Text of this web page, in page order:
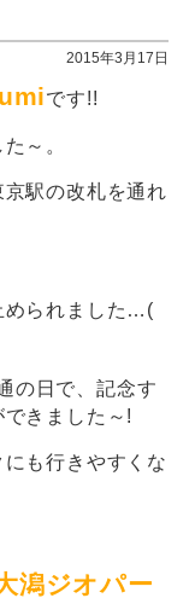
2015年3月17日
です!!
～。
駅の改札を通れ
められました…(
の日で、記念す
きました～!
も行きやすくな
潟ジオパー